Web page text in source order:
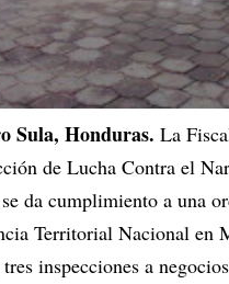
Sula, Honduras. La
de Lucha Contra el
da cumplimiento a una
Territorial Nacional en
inspecciones a